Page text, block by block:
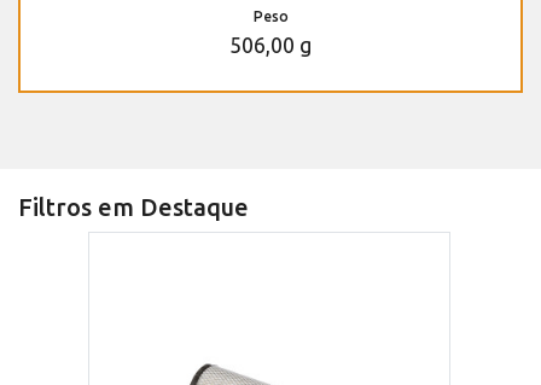
Peso
506,00 g
Filtros em Destaque